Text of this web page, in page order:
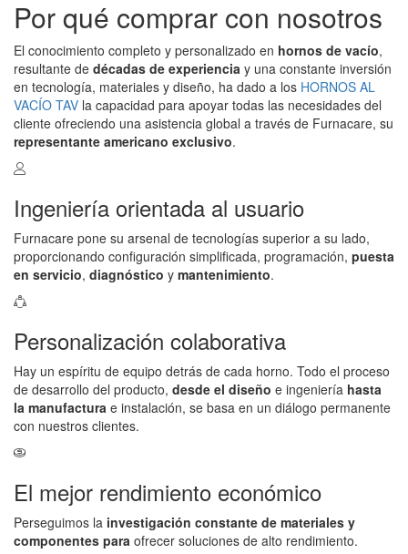
Por qué comprar con nosotros
El conocimiento completo y personalizado en hornos de vacío,
resultante de décadas de experiencia y una constante inversión
en tecnología, materiales y diseño, ha dado a los HORNOS AL
VACÍO TAV la capacidad para apoyar todas las necesidades del
cliente ofreciendo una asistencia global a través de Furnacare, su
representante americano exclusivo.
Ingeniería orientada al usuario
Furnacare pone su arsenal de tecnologías superior a su lado,
proporcionando configuración simplificada, programación, puesta
en servicio, diagnóstico y mantenimiento.
Personalización colaborativa
Hay un espíritu de equipo detrás de cada horno. Todo el proceso
de desarrollo del producto, desde el diseño e ingeniería hasta
la manufactura e instalación, se basa en un diálogo permanente
con nuestros clientes.
El mejor rendimiento económico
Perseguimos la investigación constante de materiales y
componentes para ofrecer soluciones de alto rendimiento.